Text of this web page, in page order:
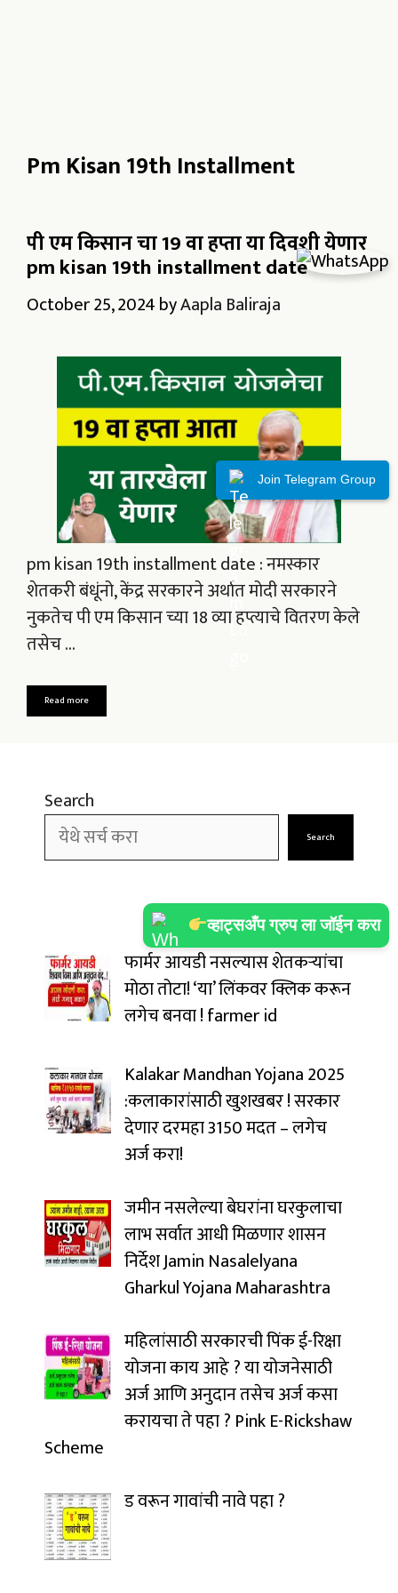
Pm Kisan 19th Installment
पी एम किसान चा 19 वा हप्ता या दिवशी येणार
pm kisan 19th installment date
October 25, 2024byAapla Baliraja
pm kisan 19th installment date : नमस्कार
शेतकरी बंधूंनो, केंद्र सरकारने अर्थात मोदी सरकारने
नुकतेच पी एम किसान च्या 18 व्या हप्त्याचे वितरण केले
तसेच …
Read more
Join Telegram Group
व्हाट्सअँप ग्रुप ला जॉईन करा
Search
Search
फार्मर आयडी नसल्यास शेतकऱ्यांचा
मोठा तोटा! ‘या’ लिंकवर क्लिक करून
लगेच बनवा ! farmer id
Kalakar Mandhan Yojana 2025
:कलाकारांसाठी खुशखबर ! सरकार
देणार दरमहा ₹3150 मदत – लगेच
अर्ज करा!
जमीन नसलेल्या बेघरांना घरकुलाचा
लाभ सर्वात आधी मिळणार शासन
निर्देश Jamin Nasalelyana
Gharkul Yojana Maharashtra
महिलांसाठी सरकारची पिंक ई-रिक्षा
योजना काय आहे ? या योजनेसाठी
अर्ज आणि अनुदान तसेच अर्ज कसा
करायचा ते पहा ? Pink E-Rickshaw
Scheme
ड वरून गावांची नावे पहा ?